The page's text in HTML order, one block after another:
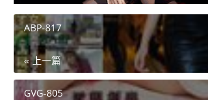
ABP-817
« 上一篇
GVG-805